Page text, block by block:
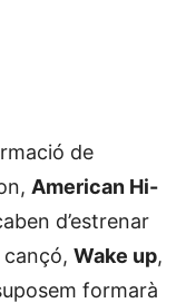
de
American Hi-
d’estrenar
Wake up,
formarà